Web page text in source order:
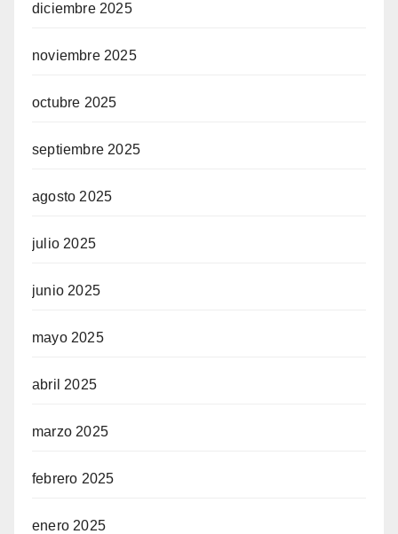
diciembre 2025
noviembre 2025
octubre 2025
septiembre 2025
agosto 2025
julio 2025
junio 2025
mayo 2025
abril 2025
marzo 2025
febrero 2025
enero 2025